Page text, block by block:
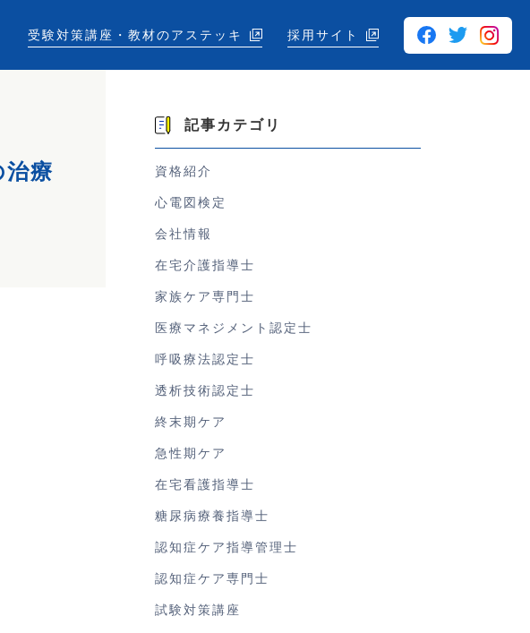
受験対策講座・教材のアステッキ 採用サイト
治療
記事カテゴリ
資格紹介
心電図検定
会社情報
在宅介護指導士
家族ケア専門士
医療マネジメント認定士
呼吸療法認定士
透析技術認定士
終末期ケア
急性期ケア
在宅看護指導士
糖尿病療養指導士
認知症ケア指導管理士
認知症ケア専門士
試験対策講座